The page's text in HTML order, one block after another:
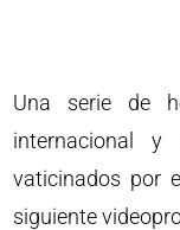
Una serie de
internacional
vaticinados por
siguiente